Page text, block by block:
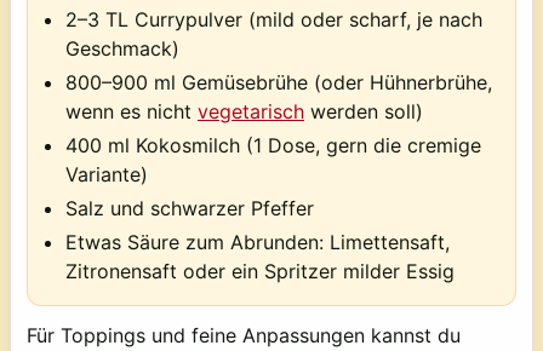
2–3 TL Currypulver (mild oder scharf, je nach
Geschmack)
800–900 ml Gemüsebrühe (oder Hühnerbrühe,
wenn es nicht vegetarisch werden soll)
400 ml Kokosmilch (1 Dose, gern die cremige
Variante)
Salz und schwarzer Pfeffer
Etwas Säure zum Abrunden: Limettensaft,
Zitronensaft oder ein Spritzer milder Essig
Für Toppings und feine Anpassungen kannst du